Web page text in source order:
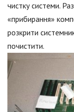
чистку системи.
«прибирання»
розкрити
почистити.